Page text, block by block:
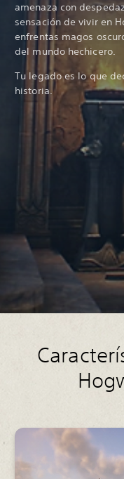
amenaza con
sensación de vivir en
enfrentas magos
del mundo hechicero.
Tu legado es lo que
historia.